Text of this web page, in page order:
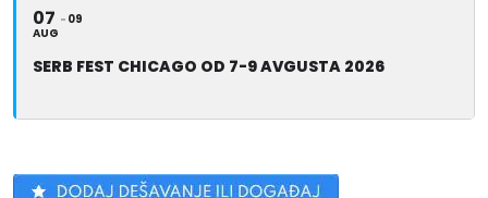
07
AUG
09
SERB FEST CHICAGO OD 7-9 AVGUSTA 2026